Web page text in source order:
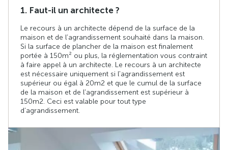
1. Faut-il un architecte ?
Le recours à un architecte dépend de la surface de la
maison et de l’agrandissement souhaité dans la maison.
Si la surface de plancher de la maison est finalement
portée à 150 m² ou plus, la réglementation vous contraint
à faire appel à un architecte. Le recours à un architecte
est nécessaire uniquement si l'agrandissement est
supérieur ou égal à 20m2 et que le cumul de la surface
de la maison et de l'agrandissement est supérieur à
150m2. Ceci est valable pour tout type
d’agrandissement.